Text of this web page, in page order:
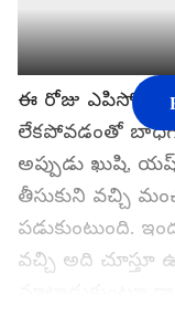
ఈ రోజు ఎపిసోడ్లో
లేకపోవడంతో బాధగా
అప్పుడు ఖుషి, యష్
తీసుకుని వచ్చి
పడుకుంటుంది.
వచ్చి అది చూస్తూ